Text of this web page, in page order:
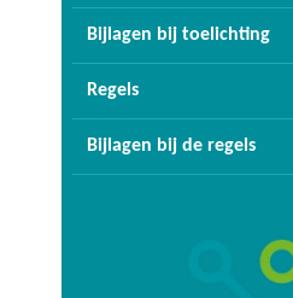
Bijlagen bij toelichting
Regels
Bijlagen bij de regels